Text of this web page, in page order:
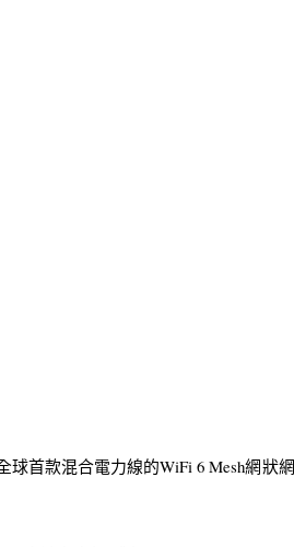
球首款混合電力線的WiFi 6 Mesh網